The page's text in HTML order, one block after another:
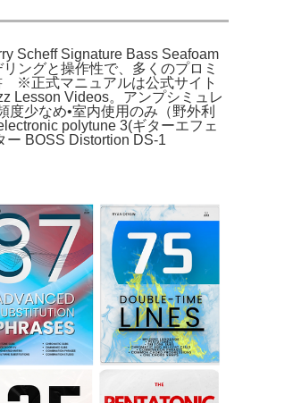
Scheff Signature Bass Seafoam
ングと操作性で、多くのプロミ
※正式マニュアルは公式サイト
Videos。アンプシミュレ
少なめ•室内使用のみ（野外利
polytune 3(ギターエフェ
ー BOSS Distortion DS-1